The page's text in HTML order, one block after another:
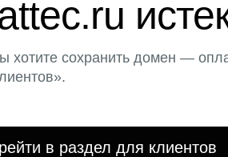
хотите сохранить домен —
в раздел для клиентов